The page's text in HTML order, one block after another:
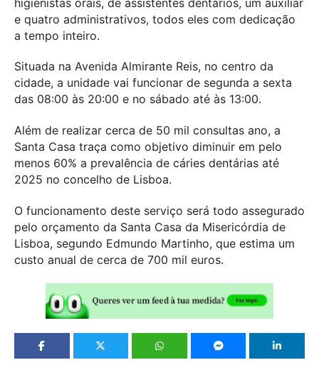
e quatro administrativos, todos eles com dedicação
a tempo inteiro.
Situada na Avenida Almirante Reis, no centro da
cidade, a unidade vai funcionar de segunda a sexta
das 08:00 às 20:00 e no sábado até às 13:00.
Além de realizar cerca de 50 mil consultas ano, a
Santa Casa traça como objetivo diminuir em pelo
menos 60% a prevalência de cáries dentárias até
2025 no concelho de Lisboa.
O funcionamento deste serviço será todo assegurado
pelo orçamento da Santa Casa da Misericórdia de
Lisboa, segundo Edmundo Martinho, que estima um
custo anual de cerca de 700 mil euros.